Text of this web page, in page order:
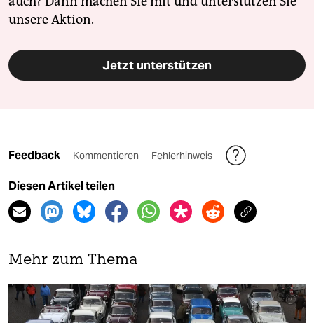
unsere Aktion.
Jetzt unterstützen
Feedback Kommentieren Fehlerhinweis
Diesen Artikel teilen
Mehr zum Thema